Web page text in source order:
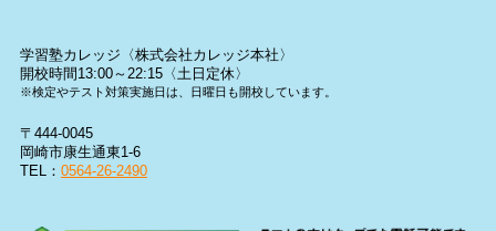
学習塾カレッジ〈株式会社カレッジ本社〉
開校時間13:00～22:15〈土日定休〉
※検定やテスト対策実施日は、日曜日も開校しています。
〒444-0045
岡崎市康生通東1-6
TEL： 0564-26-2490